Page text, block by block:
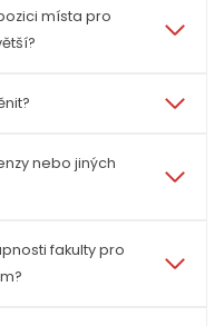
místa pro
nebo jiných
fakulty pro